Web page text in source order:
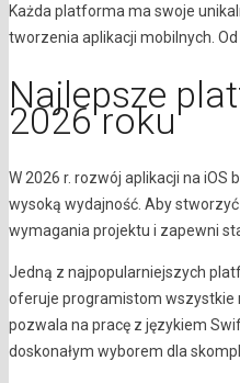
Każda platforma ma swoje
tworzenia aplikacji mobilnych.
Najlepsze
2026 roku
W 2026 r. rozwój aplikacji na
wysoką wydajność. Aby
wymagania projektu i zapewni
Jedną z najpopularniejszych
oferuje programistom wszystkie
pozwala na pracę z językiem
doskonałym wyborem dla